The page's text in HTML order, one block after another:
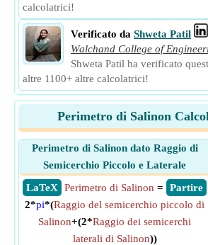
calcolatrici!
Verificato da Shweta Patil
Walchand College of
Shweta Patil ha verificato
altre 1100+ altre calcolatrici!
Perimetro di Salinon
Perimetro di Salinon dato Raggio di
Semicerchio Piccolo e Laterale
​ LaTeX
​ Partire
Perimetro di Salinon =
2*pi*(Raggio del semicerchio piccolo di
Salinon+(2*Raggio dei semicerchi
laterali di Salinon))